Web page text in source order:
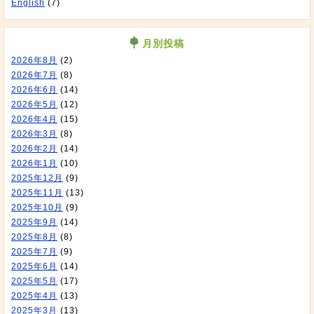
English (7)
月別投稿
2026年8月 (2)
2026年7月 (8)
2026年6月 (14)
2026年5月 (12)
2026年4月 (15)
2026年3月 (8)
2026年2月 (14)
2026年1月 (10)
2025年12月 (9)
2025年11月 (13)
2025年10月 (9)
2025年9月 (14)
2025年8月 (8)
2025年7月 (9)
2025年6月 (14)
2025年5月 (17)
2025年4月 (13)
2025年3月 (13)